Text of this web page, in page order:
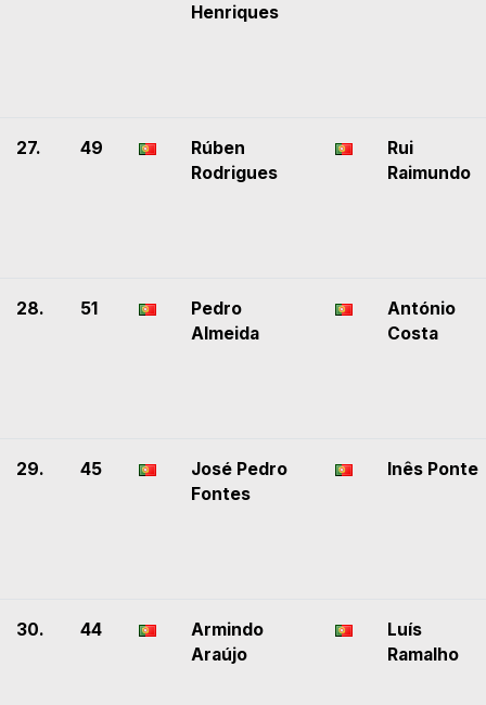
Henriques
27. 49
Rúben
Rodrigues
Rui
Raimundo
28. 51
Pedro
Almeida
António
Costa
29. 45
José Pedro
Fontes
Inês Ponte
30. 44
Armindo
Araújo
Luís
Ramalho